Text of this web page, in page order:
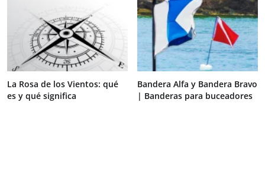
La Rosa de los Vientos: qué
es y qué significa
Bandera Alfa y Bandera Bravo
| Banderas para buceadores